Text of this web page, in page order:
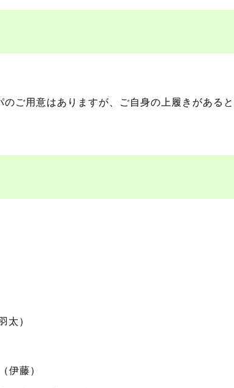
ご用意はありますが、ご自身の上履きがある
）
藤）